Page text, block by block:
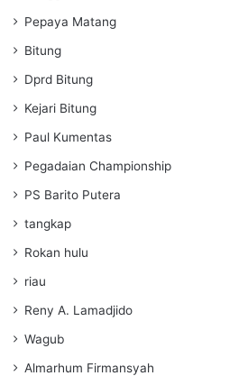
Pepaya Matang
Bitung
Dprd Bitung
Kejari Bitung
Paul Kumentas
Pegadaian Championship
PS Barito Putera
tangkap
Rokan hulu
riau
Reny A. Lamadjido
Wagub
Almarhum Firmansyah